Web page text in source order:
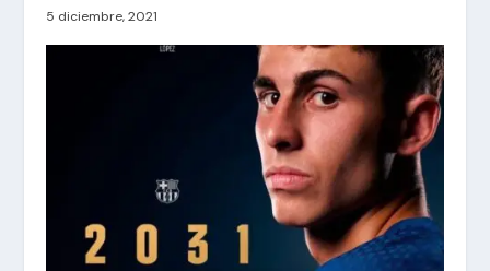
5 diciembre, 2021